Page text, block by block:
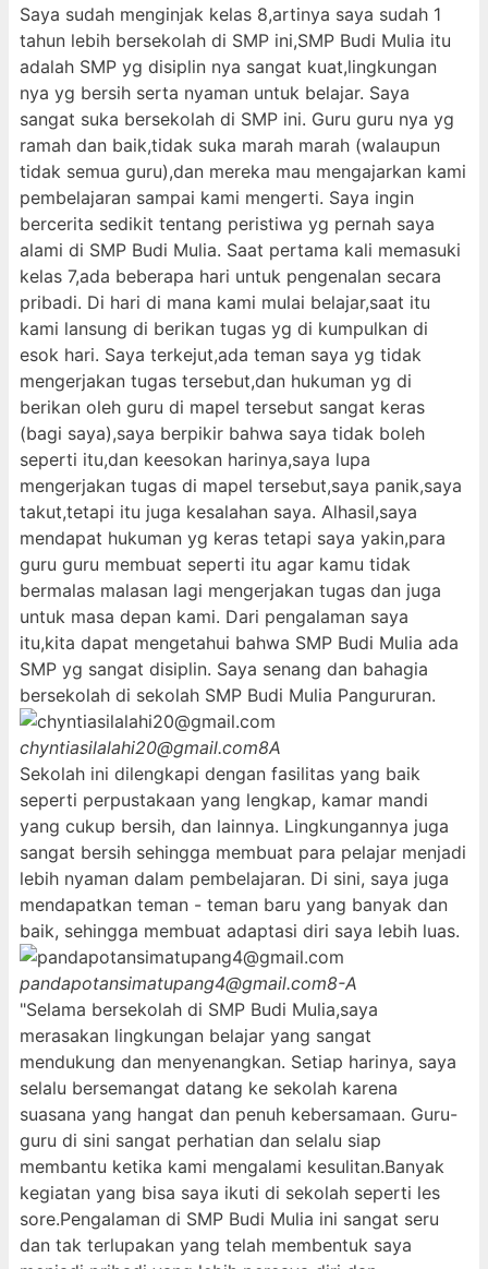
Saya sudah menginjak kelas 8,artinya saya sudah 1
tahun lebih bersekolah di SMP ini,SMP Budi Mulia itu
adalah SMP yg disiplin nya sangat kuat,lingkungan
nya yg bersih serta nyaman untuk belajar. Saya
sangat suka bersekolah di SMP ini. Guru guru nya yg
ramah dan baik,tidak suka marah marah (walaupun
tidak semua guru),dan mereka mau mengajarkan kami
pembelajaran sampai kami mengerti. Saya ingin
bercerita sedikit tentang peristiwa yg pernah saya
alami di SMP Budi Mulia. Saat pertama kali memasuki
kelas 7,ada beberapa hari untuk pengenalan secara
pribadi. Di hari di mana kami mulai belajar,saat itu
kami lansung di berikan tugas yg di kumpulkan di
esok hari. Saya terkejut,ada teman saya yg tidak
mengerjakan tugas tersebut,dan hukuman yg di
berikan oleh guru di mapel tersebut sangat keras
(bagi saya),saya berpikir bahwa saya tidak boleh
seperti itu,dan keesokan harinya,saya lupa
mengerjakan tugas di mapel tersebut,saya panik,saya
takut,tetapi itu juga kesalahan saya. Alhasil,saya
mendapat hukuman yg keras tetapi saya yakin,para
guru guru membuat seperti itu agar kamu tidak
bermalas malasan lagi mengerjakan tugas dan juga
untuk masa depan kami. Dari pengalaman saya
itu,kita dapat mengetahui bahwa SMP Budi Mulia ada
SMP yg sangat disiplin. Saya senang dan bahagia
bersekolah di sekolah SMP Budi Mulia Pangururan.
chyntiasilalahi20@gmail.com8A
Sekolah ini dilengkapi dengan fasilitas yang baik
seperti perpustakaan yang lengkap, kamar mandi
yang cukup bersih, dan lainnya. Lingkungannya juga
sangat bersih sehingga membuat para pelajar menjadi
lebih nyaman dalam pembelajaran. Di sini, saya juga
mendapatkan teman - teman baru yang banyak dan
baik, sehingga membuat adaptasi diri saya lebih luas.
pandapotansimatupang4@gmail.com8-A
"Selama bersekolah di SMP Budi Mulia,saya
merasakan lingkungan belajar yang sangat
mendukung dan menyenangkan. Setiap harinya, saya
selalu bersemangat datang ke sekolah karena
suasana yang hangat dan penuh kebersamaan. Guru-
guru di sini sangat perhatian dan selalu siap
membantu ketika kami mengalami kesulitan.Banyak
kegiatan yang bisa saya ikuti di sekolah seperti les
sore.Pengalaman di SMP Budi Mulia ini sangat seru
dan tak terlupakan yang telah membentuk saya